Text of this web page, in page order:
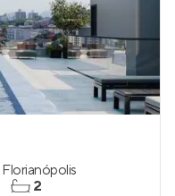
Florianópolis
2